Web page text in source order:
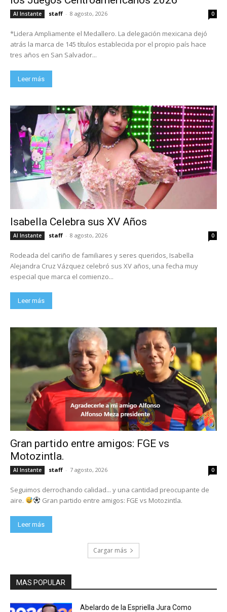
Al Instante staff - 8 agosto, 2026 0
*Lidera Ampliamente el Medallero. La delegación mexicana dejó
atrás la marca de 145 títulos establecida por el propio país hace
tres años en San Salvador...
Leer más
Isabella Celebra sus XV Años
Al Instante staff - 8 agosto, 2026 0
Rodeada del cariño de familiares y seres queridos, Isabella
Alejandra Cruz Vázquez celebró sus XV años, una fecha muy
especial que marca el comienzo...
Leer más
Gran partido entre amigos: FGE vs
Motozintla.
Al Instante staff - 7 agosto, 2026 0
Seguimos derrochando calidad... y una cantidad preocupante de
aire.
Gran partido entre amigos: FGE vs Motozintla.
Leer más
Cargar más
MAS POPULAR
Abelardo de la Espriella Jura Como